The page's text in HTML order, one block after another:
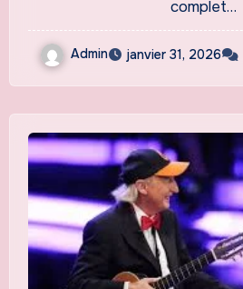
complet…
Admin janvier 31, 2026